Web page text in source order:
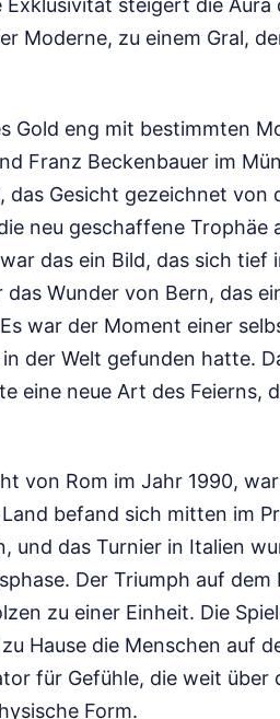
steigert die Aura
Moderne, zu einem Gral,
Gold eng mit bestimmten
Franz Beckenbauer im
Gesicht gezeichnet von
neu geschaffene Trophäe
das ein Bild, das sich tief
Wunder von Bern, das
war der Moment einer
der Welt gefunden hatte.
eine neue Art des Feierns,
von Rom im Jahr 1990,
befand sich mitten im
und das Turnier in Italien
Der Triumph auf dem
zu einer Einheit. Die
Hause die Menschen auf
für Gefühle, die weit über
Form.